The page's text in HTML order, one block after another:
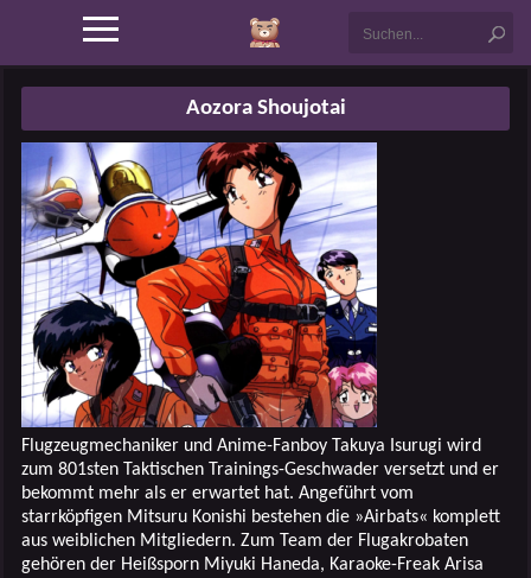
Aozora Shoujotai
Flugzeugmechaniker und Anime-Fanboy Takuya Isurugi wird
zum 801sten Taktischen Trainings-Geschwader versetzt und er
bekommt mehr als er erwartet hat. Angeführt vom
starrköpfigen Mitsuru Konishi bestehen die »Airbats« komplett
aus weiblichen Mitgliedern. Zum Team der Flugakrobaten
gehören der Heißsporn Miyuki Haneda, Karaoke-Freak Arisa